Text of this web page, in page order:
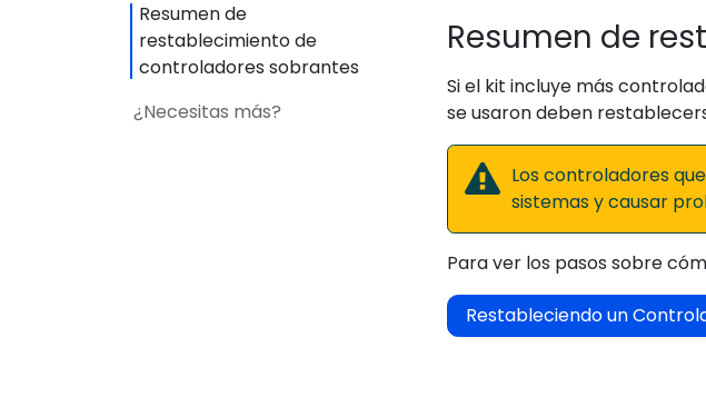
Resumen de
restablecimiento de
controladores sobrantes
¿Necesitas más?
Resumen de
Si el kit incluye más
se usaron deben
Los controladores
sistemas y causar
Para ver los pasos sobre
Restableciendo un